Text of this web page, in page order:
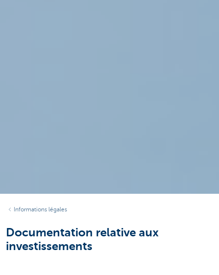
Informations légales
Documentation relative aux
investissements